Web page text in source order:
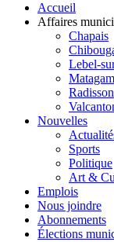
Accueil
Affaires
Chapais
Lebel-
Radisson
Nouvelles
Sports
Politique
Art &
Emplois
Nous joindre
Abonnements
Élections